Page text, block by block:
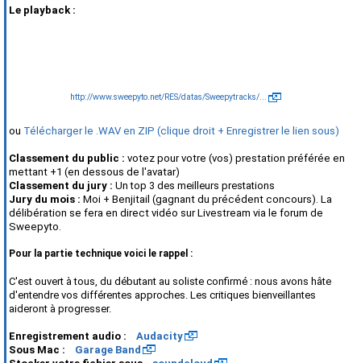
Le playback :
http://www.sweepyto.net/RES/datas/Sweepytracks/...
ou Télécharger le .WAV en ZIP (clique droit + Enregistrer le lien sous)
Classement du public : votez pour votre (vos) prestation préférée en
mettant +1 (en dessous de l'avatar)
Classement du jury : Un top 3 des meilleurs prestations
Jury du mois : Moi + Benjitail (gagnant du précédent concours). La
délibération se fera en direct vidéo sur Livestream via le forum de
Sweepyto.
Pour la partie technique voici le rappel :
C'est ouvert à tous, du débutant au soliste confirmé : nous avons hâte
d'entendre vos différentes approches. Les critiques bienveillantes
aideront à progresser.
Enregistrement audio :
Audacity
Sous Mac :
Garage Band